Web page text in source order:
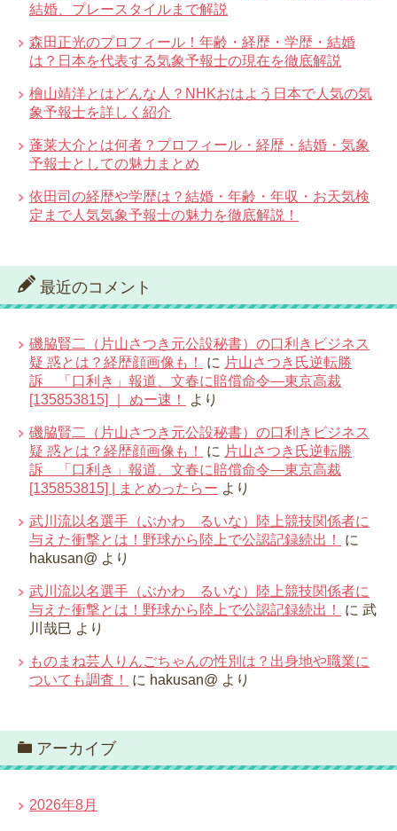
結婚、プレースタイルまで解説
森田正光のプロフィール！年齢・経歴・学歴・結婚
は？日本を代表する気象予報士の現在を徹底解説
檜山靖洋とはどんな人？NHKおはよう日本で人気の気
象予報士を詳しく紹介
蓬莱大介とは何者？プロフィール・経歴・結婚・気象
予報士としての魅力まとめ
依田司の経歴や学歴は？結婚・年齢・年収・お天気検
定まで人気気象予報士の魅力を徹底解説！
最近のコメント
磯脇賢二（片山さつき元公設秘書）の口利きビジネス
疑 惑とは？経歴顔画像も！
に 片山さつき氏逆転勝
訴 「口利き」報道、文春に賠償命令―東京高裁
[135853815] ｜ ぬー速！
より
磯脇賢二（片山さつき元公設秘書）の口利きビジネス
疑 惑とは？経歴顔画像も！
に 片山さつき氏逆転勝
訴 「口利き」報道、文春に賠償命令―東京高裁
[135853815] | まとめったらー より
武川流以名選手（ぶかわ るいな）陸上競技関係者に
与えた衝撃とは！野球から陸上で公認記録続出！
に
hakusan@ より
武川流以名選手（ぶかわ るいな）陸上競技関係者に
与えた衝撃とは！野球から陸上で公認記録続出！
に 武
川哉巳 より
ものまね芸人りんごちゃんの性別は？出身地や職業に
ついても調査！
に hakusan@ より
アーカイブ
2026年8月